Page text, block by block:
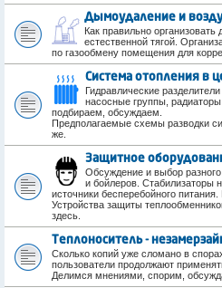
Дымоудаление и
Как правильно
естественной тягой.
по газообмену помещения для
Система отопления в
Гидравлические
насосные группы,
подбираем, обсуждаем.
Предполагаемые схемы разводки
же.
Защитное
Обсуждение и выбор
и бойлеров. Стабилизаторы
источники бесперебойного
Устройства защиты
здесь.
Теплоноситель -
Сколько копий уже сломано в
пользователи продолжают
Делимся мнениями, спорим,